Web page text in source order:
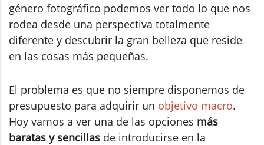
género fotográfico podemos ver todo lo que nos
rodea desde una perspectiva totalmente
diferente y descubrir la gran belleza que reside
en las cosas más pequeñas.
El problema es que no siempre disponemos de
presupuesto para adquirir un objetivo macro.
Hoy vamos a ver una de las opciones más
baratas y sencillas de introducirse en la